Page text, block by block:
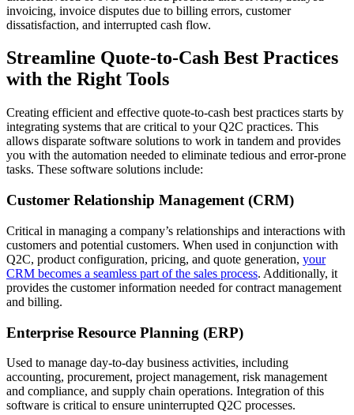
invoicing, invoice disputes due to billing errors, customer
dissatisfaction, and interrupted cash flow.
Streamline Quote-to-Cash Best Practices
with the Right Tools
Creating efficient and effective quote-to-cash best practices starts by
integrating systems that are critical to your Q2C practices. This
allows disparate software solutions to work in tandem and provides
you with the automation needed to eliminate tedious and error-prone
tasks. These software solutions include:
Customer Relationship Management (CRM)
Critical in managing a company’s relationships and interactions with
customers and potential customers. When used in conjunction with
Q2C, product configuration, pricing, and quote generation, your
CRM becomes a seamless part of the sales process. Additionally, it
provides the customer information needed for contract management
and billing.
Enterprise Resource Planning (ERP)
Used to manage day-to-day business activities, including
accounting, procurement, project management, risk management
and compliance, and supply chain operations. Integration of this
software is critical to ensure uninterrupted Q2C processes.